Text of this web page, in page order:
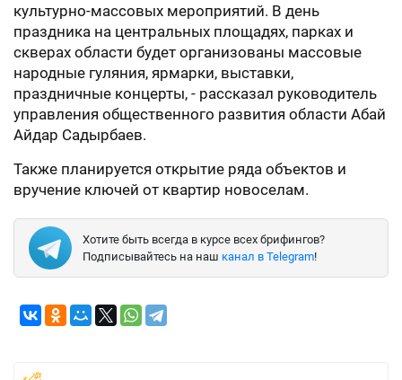
культурно-массовых мероприятий. В день
праздника на центральных площадях, парках и
скверах области будет организованы массовые
народные гуляния, ярмарки, выставки,
праздничные концерты, - рассказал руководитель
управления общественного развития области Абай
Айдар Садырбаев.
Также планируется открытие ряда объектов и
вручение ключей от квартир новоселам.
Хотите быть всегда в курсе всех брифингов?
Подписывайтесь на наш канал в Telegram!